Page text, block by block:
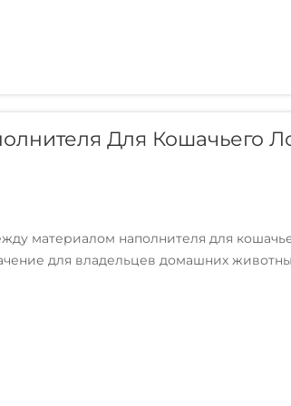
Для Кошачьего
материалом наполнителя для
для владельцев домашних
наилучшие условия проживания. Тип
на готовность вашего питомца